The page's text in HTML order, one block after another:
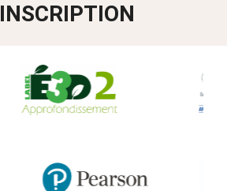
INSCRIPTION